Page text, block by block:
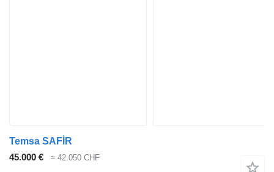
Temsa SAFİR
45.000 €
≈ 42.050 CHF